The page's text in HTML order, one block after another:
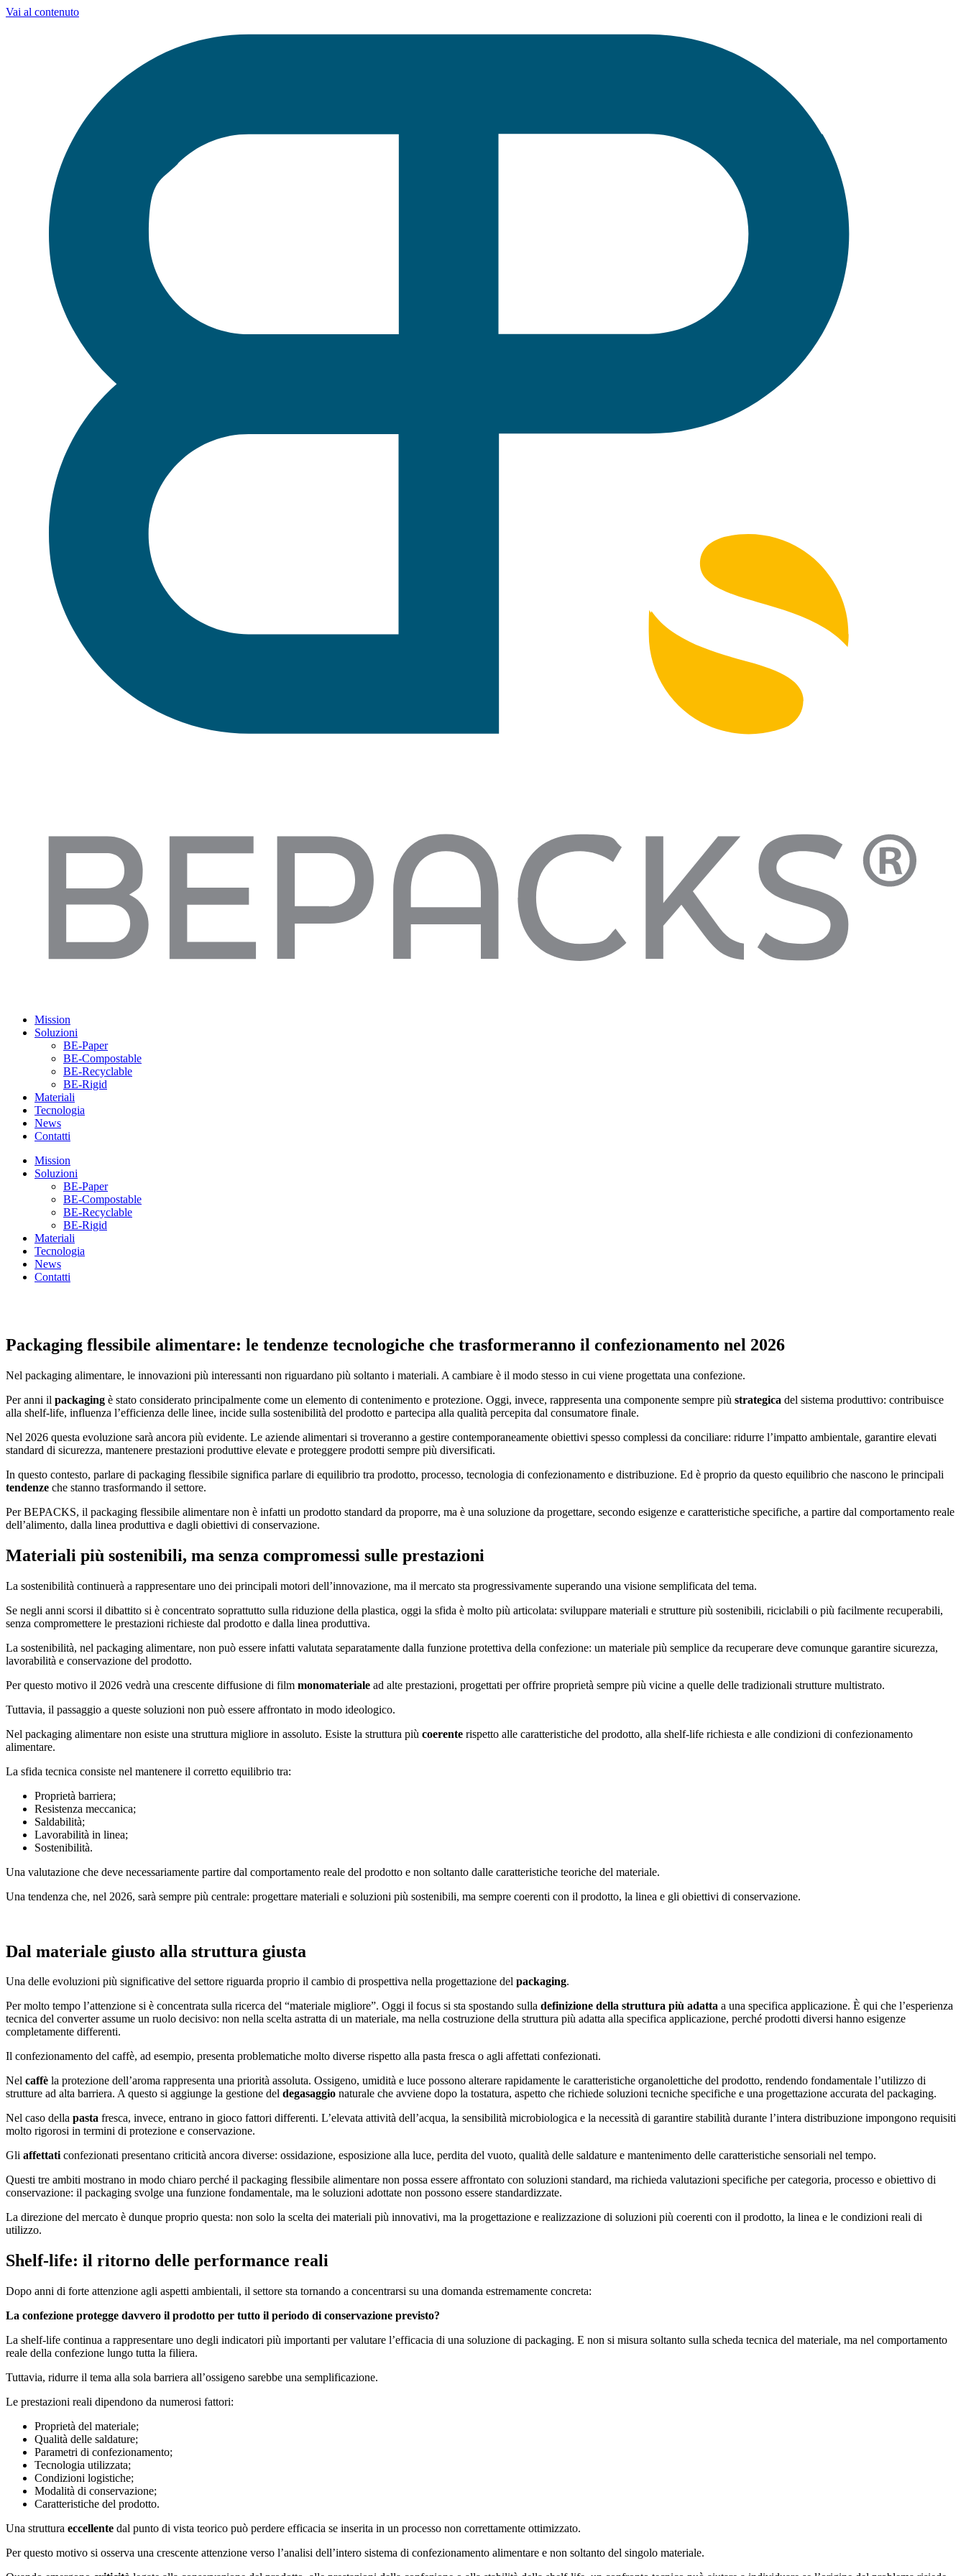
Vai al contenuto
Mission
Soluzioni
BE-Paper
BE-Compostable
BE-Recyclable
BE-Rigid
Materiali
Tecnologia
News
Contatti
Mission
Soluzioni
BE-Paper
BE-Compostable
BE-Recyclable
BE-Rigid
Materiali
Tecnologia
News
Contatti
Packaging flessibile alimentare: le tendenze tecnologiche che trasformeranno il confezionamento nel 2026
Nel packaging alimentare, le innovazioni più interessanti non riguardano più soltanto i materiali. A cambiare è il modo stesso in cui viene progettata una confezione.
Per anni il packaging è stato considerato principalmente come un elemento di contenimento e protezione. Oggi, invece, rappresenta una componente sempre più strategica del sistema produttivo: contribuisce
alla shelf-life, influenza l’efficienza delle linee, incide sulla sostenibilità del prodotto e partecipa alla qualità percepita dal consumatore finale.
Nel 2026 questa evoluzione sarà ancora più evidente. Le aziende alimentari si troveranno a gestire contemporaneamente obiettivi spesso complessi da conciliare: ridurre l’impatto ambientale, garantire elevati
standard di sicurezza, mantenere prestazioni produttive elevate e proteggere prodotti sempre più diversificati.
In questo contesto, parlare di packaging flessibile significa parlare di equilibrio tra prodotto, processo, tecnologia di confezionamento e distribuzione. Ed è proprio da questo equilibrio che nascono le principali
tendenze che stanno trasformando il settore.
Per BEPACKS, il packaging flessibile alimentare non è infatti un prodotto standard da proporre, ma è una soluzione da progettare, secondo esigenze e caratteristiche specifiche, a partire dal comportamento reale
dell’alimento, dalla linea produttiva e dagli obiettivi di conservazione.
Materiali più sostenibili, ma senza compromessi sulle prestazioni
La sostenibilità continuerà a rappresentare uno dei principali motori dell’innovazione, ma il mercato sta progressivamente superando una visione semplificata del tema.
Se negli anni scorsi il dibattito si è concentrato soprattutto sulla riduzione della plastica, oggi la sfida è molto più articolata: sviluppare materiali e strutture più sostenibili, riciclabili o più facilmente recuperabili,
senza compromettere le prestazioni richieste dal prodotto e dalla linea produttiva.
La sostenibilità, nel packaging alimentare, non può essere infatti valutata separatamente dalla funzione protettiva della confezione: un materiale più semplice da recuperare deve comunque garantire sicurezza,
lavorabilità e conservazione del prodotto.
Per questo motivo il 2026 vedrà una crescente diffusione di film monomateriale ad alte prestazioni, progettati per offrire proprietà sempre più vicine a quelle delle tradizionali strutture multistrato.
Tuttavia, il passaggio a queste soluzioni non può essere affrontato in modo ideologico.
Nel packaging alimentare non esiste una struttura migliore in assoluto. Esiste la struttura più coerente rispetto alle caratteristiche del prodotto, alla shelf-life richiesta e alle condizioni di confezionamento
alimentare.
La sfida tecnica consiste nel mantenere il corretto equilibrio tra:
Proprietà barriera;
Resistenza meccanica;
Saldabilità;
Lavorabilità in linea;
Sostenibilità.
Una valutazione che deve necessariamente partire dal comportamento reale del prodotto e non soltanto dalle caratteristiche teoriche del materiale.
Una tendenza che, nel 2026, sarà sempre più centrale: progettare materiali e soluzioni più sostenibili, ma sempre coerenti con il prodotto, la linea e gli obiettivi di conservazione.
Dal materiale giusto alla struttura giusta
Una delle evoluzioni più significative del settore riguarda proprio il cambio di prospettiva nella progettazione del packaging.
Per molto tempo l’attenzione si è concentrata sulla ricerca del “materiale migliore”. Oggi il focus si sta spostando sulla definizione della struttura più adatta a una specifica applicazione. È qui che l’esperienza
tecnica del converter assume un ruolo decisivo: non nella scelta astratta di un materiale, ma nella costruzione della struttura più adatta alla specifica applicazione, perché prodotti diversi hanno esigenze
completamente differenti.
Il confezionamento del caffè, ad esempio, presenta problematiche molto diverse rispetto alla pasta fresca o agli affettati confezionati.
Nel caffè la protezione dell’aroma rappresenta una priorità assoluta. Ossigeno, umidità e luce possono alterare rapidamente le caratteristiche organolettiche del prodotto, rendendo fondamentale l’utilizzo di
strutture ad alta barriera. A questo si aggiunge la gestione del degasaggio naturale che avviene dopo la tostatura, aspetto che richiede soluzioni tecniche specifiche e una progettazione accurata del packaging.
Nel caso della pasta fresca, invece, entrano in gioco fattori differenti. L’elevata attività dell’acqua, la sensibilità microbiologica e la necessità di garantire stabilità durante l’intera distribuzione impongono requisiti
molto rigorosi in termini di protezione e conservazione.
Gli affettaticonfezionati presentano criticità ancora diverse: ossidazione, esposizione alla luce, perdita del vuoto, qualità delle saldature e mantenimento delle caratteristiche sensoriali nel tempo.
Questi tre ambiti mostrano in modo chiaro perché il packaging flessibile alimentare non possa essere affrontato con soluzioni standard, ma richieda valutazioni specifiche per categoria, processo e obiettivo di
conservazione: il packaging svolge una funzione fondamentale, ma le soluzioni adottate non possono essere standardizzate.
La direzione del mercato è dunque proprio questa: non solo la scelta dei materiali più innovativi, ma la progettazione e realizzazione di soluzioni più coerenti con il prodotto, la linea e le condizioni reali di
utilizzo.
Shelf-life: il ritorno delle performance reali
Dopo anni di forte attenzione agli aspetti ambientali, il settore sta tornando a concentrarsi su una domanda estremamente concreta:
La confezione protegge davvero il prodotto per tutto il periodo di conservazione previsto?
La shelf-life continua a rappresentare uno degli indicatori più importanti per valutare l’efficacia di una soluzione di packaging. E non si misura soltanto sulla scheda tecnica del materiale, ma nel comportamento
reale della confezione lungo tutta la filiera.
Tuttavia, ridurre il tema alla sola barriera all’ossigeno sarebbe una semplificazione.
Le prestazioni reali dipendono da numerosi fattori:
Proprietà del materiale;
Qualità delle saldature;
Parametri di confezionamento;
Tecnologia utilizzata;
Condizioni logistiche;
Modalità di conservazione;
Caratteristiche del prodotto.
Una struttura eccellente dal punto di vista teorico può perdere efficacia se inserita in un processo non correttamente ottimizzato.
Per questo motivo si osserva una crescente attenzione verso l’analisi dell’intero sistema di confezionamento alimentare e non soltanto del singolo materiale.